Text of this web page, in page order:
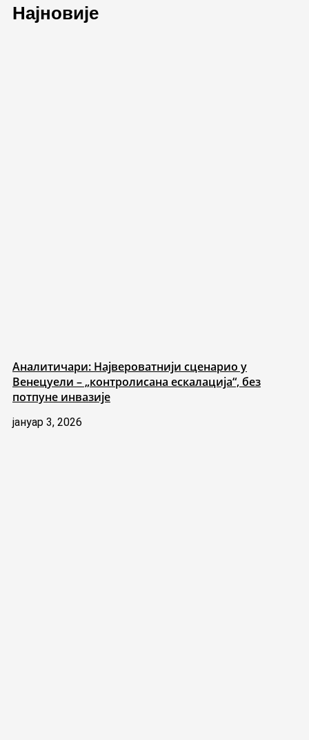
Најновије
Аналитичари: Највероватнији сценарио у
Венецуели – „контролисана ескалација“, без
потпуне инвазије
јануар 3, 2026